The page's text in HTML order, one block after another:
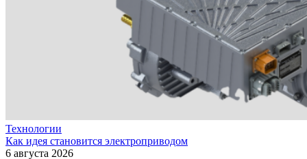
Технологии
Как идея становится электроприводом
6 августа 2026